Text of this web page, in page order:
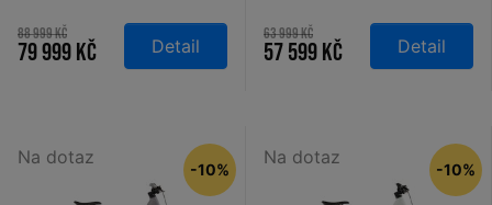
vulcan´n´orange
2026
88 999 Kč
79 999 Kč Detail
Easy Entry
electricblue´n´dazzle
63 999 Kč
57 599 Kč Detail
Na dotaz
-10%
Na dotaz
-10%